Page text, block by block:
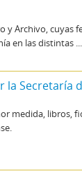
Archivo, cuyas
en las distintas ...
medida, libros,